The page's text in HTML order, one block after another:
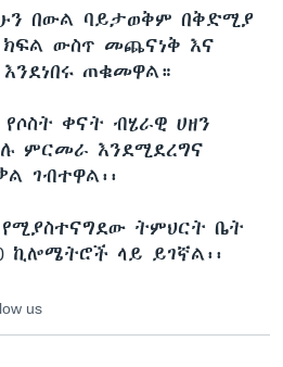
በውል ባይታወቅም በቅድሚያ
ውስጥ መጨናነቅ እና
ጠቁመዋል።
ቀናት ብሄራዊ ሀዘን
ምርመራ እንደሚደረግና
ገብተዋል፡፡
የሚያስተናግደው ትምህርት ቤት
ኪሎሜትሮች ላይ ይገኛል፡፡
us